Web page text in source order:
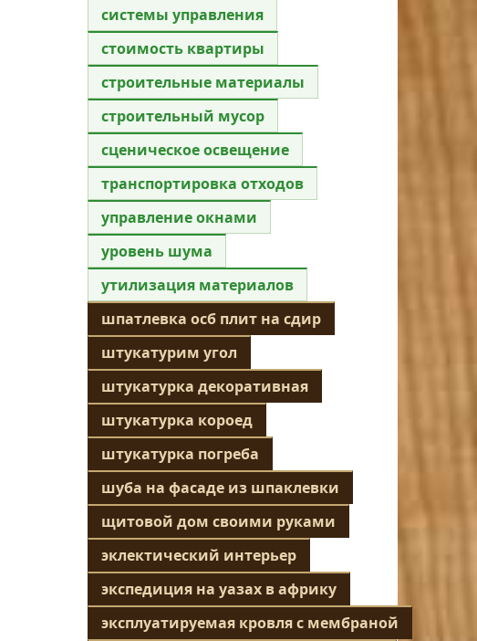
системы управления
стоимость квартиры
строительные материалы
строительный мусор
сценическое освещение
транспортировка отходов
управление окнами
уровень шума
утилизация материалов
шпатлевка осб плит на сдир
штукатурим угол
штукатурка декоративная
штукатурка короед
штукатурка погреба
шуба на фасаде из шпаклевки
щитовой дом своими руками
эклектический интерьер
экспедиция на уазах в африку
эксплуатируемая кровля с мембраной